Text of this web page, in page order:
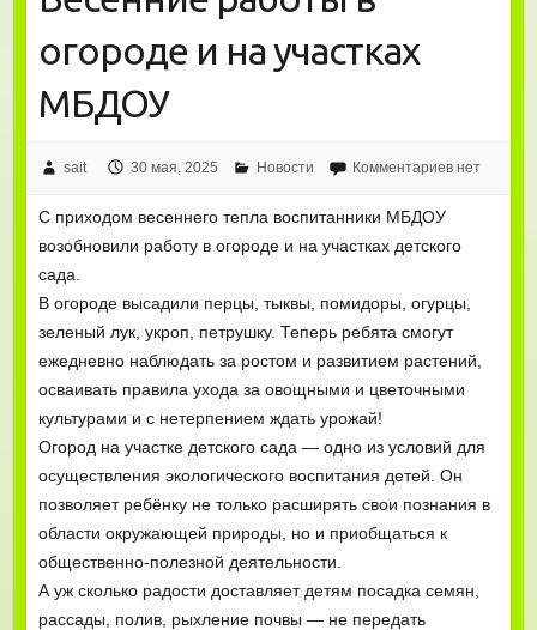
огороде и на участках
МБДОУ
sait 30 мая, 2025 Новости Комментариев нет
С приходом весеннего тепла воспитанники МБДОУ
возобновили работу в огороде и на участках детского
сада.
В огороде высадили перцы, тыквы, помидоры, огурцы,
зеленый лук, укроп, петрушку. Теперь ребята смогут
ежедневно наблюдать за ростом и развитием растений,
осваивать правила ухода за овощными и цветочными
культурами и с нетерпением ждать урожай!
Огород на участке детского сада — одно из условий для
осуществления экологического воспитания детей. Он
позволяет ребёнку не только расширять свои познания в
области окружающей природы, но и приобщаться к
общественно-полезной деятельности.
А уж сколько радости доставляет детям посадка семян,
рассады, полив, рыхление почвы — не передать